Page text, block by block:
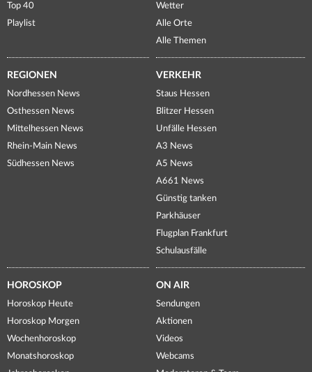
Top 40
Playlist
Wetter
Alle Orte
Alle Themen
REGIONEN
Nordhessen News
Osthessen News
Mittelhessen News
Rhein-Main News
Südhessen News
VERKEHR
Staus Hessen
Blitzer Hessen
Unfälle Hessen
A3 News
A5 News
A661 News
Günstig tanken
Parkhäuser
Flugplan Frankfurt
Schulausfälle
HOROSKOP
Horoskop Heute
Horoskop Morgen
Wochenhoroskop
Monatshoroskop
ON AIR
Sendungen
Aktionen
Videos
Webcams